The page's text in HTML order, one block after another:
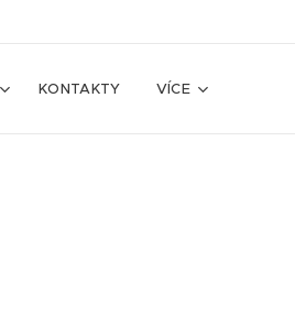
KONTAKTY VÍCE